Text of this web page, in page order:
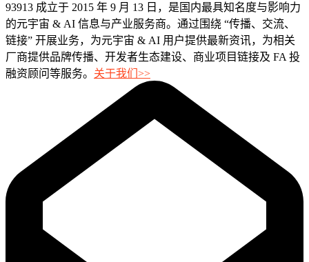
93913 成立于 2015 年 9 月 13 日，是国内最具知名度与影响力
的元宇宙 & AI 信息与产业服务商。通过围绕 “传播、交流、
链接” 开展业务，为元宇宙 & AI 用户提供最新资讯，为相关
厂商提供品牌传播、开发者生态建设、商业项目链接及 FA 投
融资顾问等服务。 关于我们>>